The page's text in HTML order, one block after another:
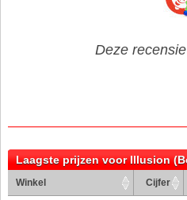
Deze
Laagste prijzen voor Illusion
Winkel Cijfer